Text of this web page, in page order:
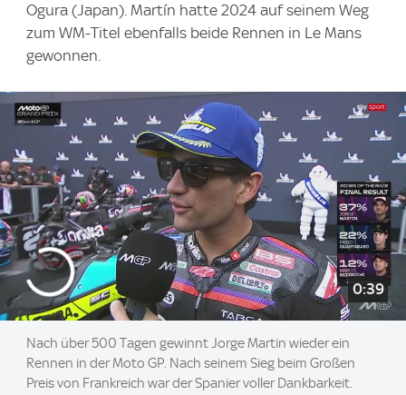
Ogura (Japan). Martín hatte 2024 auf seinem Weg
zum WM-Titel ebenfalls beide Rennen in Le Mans
gewonnen.
0:39
Nach über 500 Tagen gewinnt Jorge Martin wieder ein
Rennen in der Moto GP. Nach seinem Sieg beim Großen
Preis von Frankreich war der Spanier voller Dankbarkeit.